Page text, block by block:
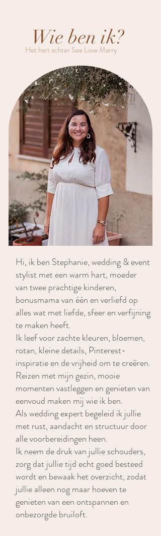
Wie ben ik?
Het hart achter See Love Marry
Hi, ik ben Stephanie, wedding & event
stylist met een warm hart, moeder
van twee prachtige kinderen,
bonusmama van één en verliefd op
alles wat met liefde, sfeer en verfijning
te maken heeft.
Ik leef voor zachte kleuren, bloemen,
rotan, kleine details, Pinterest-
inspiratie en de vrijheid om te creëren.
Reizen met mijn gezin, mooie
momenten vastleggen en genieten van
eenvoud maken mij wie ik ben.
Als wedding expert begeleid ik jullie
met rust, aandacht en structuur door
alle voorbereidingen heen.
Ik neem de druk van jullie schouders,
zorg dat jullie tijd echt goed besteed
wordt en bewaak het overzicht, zodat
jullie alleen nog maar hoeven te
genieten van een ontspannen en
onbezorgde bruiloft.